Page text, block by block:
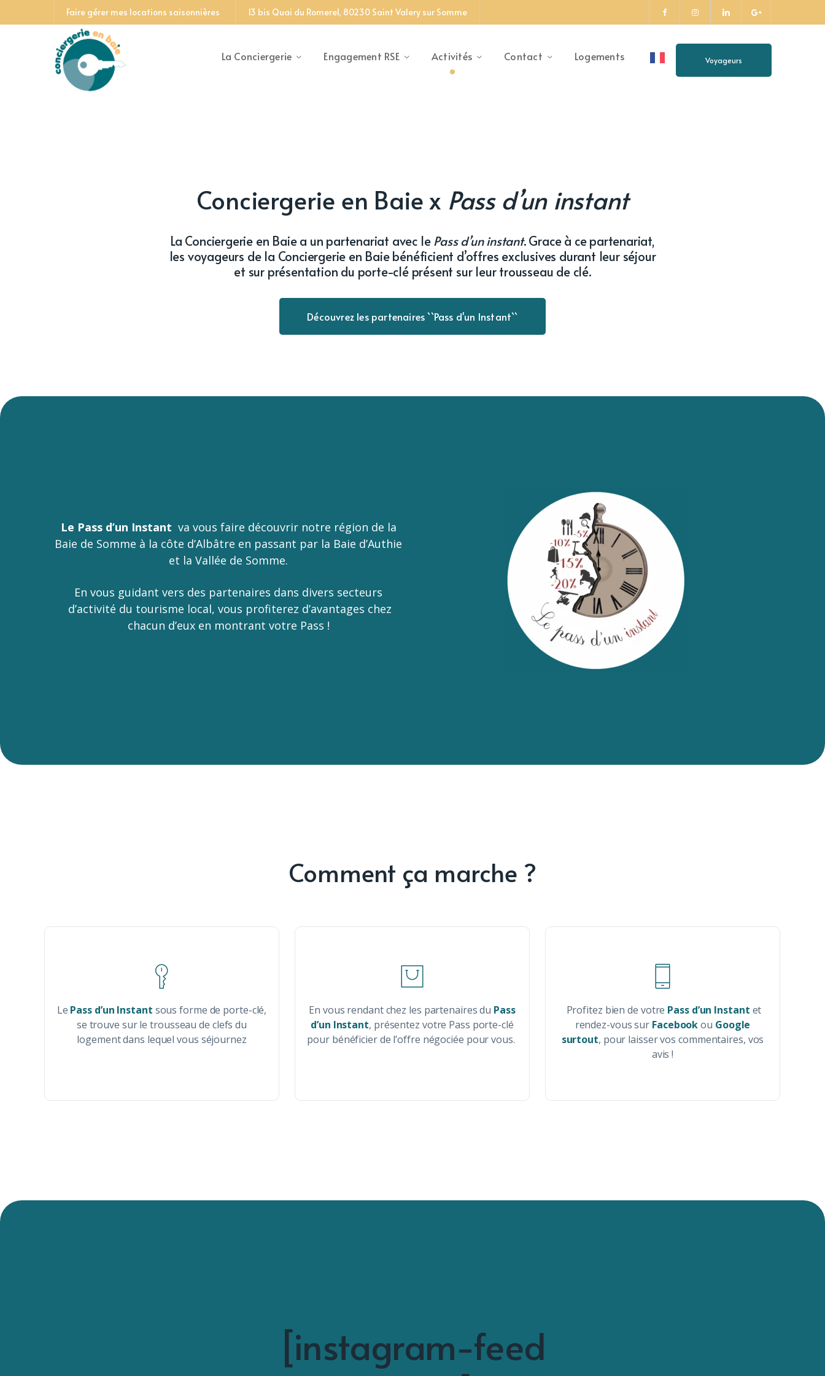
Faire gérer mes locations saisonnières 13 bis Quai du Romerel, 80230 Saint Valery sur Somme FacebookInstagramLinkedIngoogle-
Voyageurs
La Conciergerie Engagement RSE Activités Contact Logements
Conciergerie en Baie x Pass d’un instant
La Conciergerie en Baie a un partenariat avec lePass d’un instant. Grace à ce partenariat,
les voyageurs de la Conciergerie en Baie bénéficient d’offres exclusives durant leur séjour
et sur présentation du porte-clé présent sur leur trousseau de clé.
Découvrez les partenaires ``Pass d'un Instant``
Le Pass d’un Instant va vous faire découvrir notre région de la
Baie de Somme à la côte d’Albâtre en passant par la Baie d’Authie
et la Vallée de Somme.
En vous guidant vers des partenaires dans divers secteurs
d’activité du tourisme local, vous profiterez d’avantages chez
chacun d’eux en montrant votre Pass !
Comment ça marche ?
Le Pass d’un Instant sous forme de porte-clé,
se trouve sur le trousseau de clefs du
logement dans lequel vous séjournez
En vous rendant chez les partenaires du Pass
d’un Instant, présentez votre Pass porte-clé
pour bénéficier de l’offre négociée pour vous.
Profitez bien de votre Pass d’un Instant et
rendez-vous sur Facebookou Google
surtout, pour laisser vos commentaires, vos
avis !
[instagram-feed